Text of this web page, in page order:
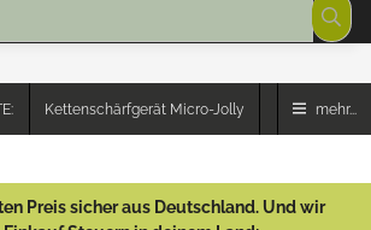
Kettenschärfgerät Micro-Jolly mehr...
Preis sicher aus Deutschland. Und wir